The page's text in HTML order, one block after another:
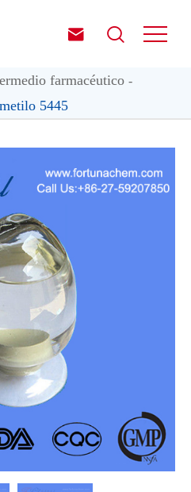
 
farmacéutico
5445